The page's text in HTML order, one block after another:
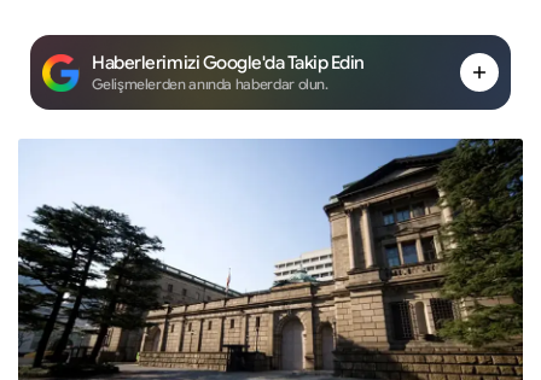
Haberlerimizi Google'da Takip Edin
Gelişmelerden anında haberdar olun.